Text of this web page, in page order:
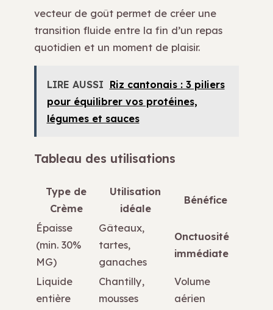
vecteur de goût permet de créer une
transition fluide entre la fin d’un repas
quotidien et un moment de plaisir.
LIRE AUSSI Riz cantonais : 3 piliers
pour équilibrer vos protéines,
légumes et sauces
Tableau des utilisations
Type de
Crème
Utilisation
idéale
Bénéfice
Épaisse
(min. 30%
MG)
Gâteaux,
tartes,
ganaches
Onctuosité
immédiate
Liquide
entière
Chantilly,
mousses
Volume
aérien